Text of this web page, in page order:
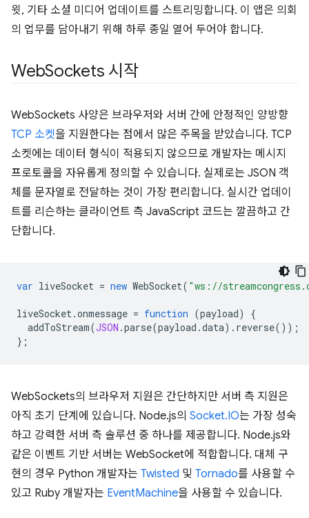
윗, 기타 소셜 미디어 업데이트를 스트리밍합니다. 이 앱은 의회
의 업무를 담아내기 위해 하루 종일 열어 두어야 합니다.
WebSockets 시작
WebSockets 사양은 브라우저와 서버 간에 안정적인 양방향
TCP 소켓을 지원한다는 점에서 많은 주목을 받았습니다. TCP
소켓에는 데이터 형식이 적용되지 않으므로 개발자는 메시지
프로토콜을 자유롭게 정의할 수 있습니다. 실제로는 JSON 객
체를 문자열로 전달하는 것이 가장 편리합니다. 실시간 업데이
트를 리슨하는 클라이언트 측 JavaScript 코드는 깔끔하고 간
단합니다.
var liveSocket = new WebSocket( "ws://
liveSocket.onmessage = function (payload)
{
addToStream(JSON .parse(payload .data). reverse());
};
WebSockets의 브라우저 지원은 간단하지만 서버 측 지원은
아직 초기 단계에 있습니다. Node.js의 Socket.IO는 가장 성숙
하고 강력한 서버 측 솔루션 중 하나를 제공합니다. Node.js와
같은 이벤트 기반 서버는 WebSocket에 적합합니다. 대체 구
현의 경우 Python 개발자는 Twisted 및 Tornado를 사용할 수
있고 Ruby 개발자는 EventMachine을 사용할 수 있습니다.